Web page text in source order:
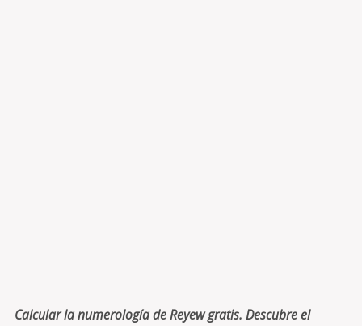
Calcular la numerología de Reyew gratis. Descubre el